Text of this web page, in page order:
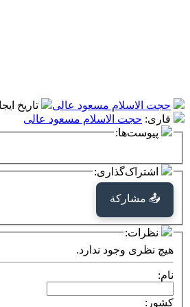
حجت الاسلام مسعود عالی تاریخ
قاری: حجت الاسلام مسعود عالی
پیوست‌ها:
اشتراک‌گذاری:
📤 مشاركة
نظرات:
هیچ نظری وجود ندارد.
نام:
کشور: